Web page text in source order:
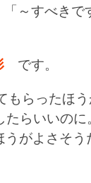
～すべきで
です。
もらったほう
らいいのに
がよさそう